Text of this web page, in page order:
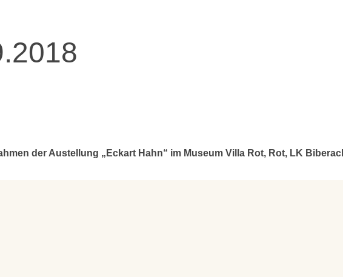
der Austellung „Eckart Hahn“ im Museum Villa Rot, Rot, LK